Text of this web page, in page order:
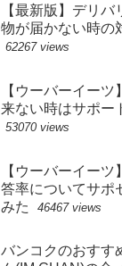
【最新版】デリ
物が届かない時の
62267 views
【ウーバーイー
来ない時はサポー
53070 views
【ウーバーイー
答率についてサポ
みた
46467 views
バンコクのおすす